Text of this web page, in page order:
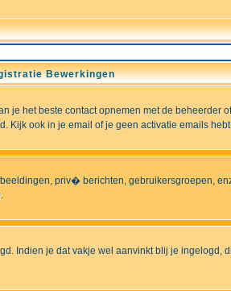
Bewerkingen
het beste contact opnemen met de
Kijk ook in je email of je geen activatie emails
priv� berichten, gebruikersgroepen,
Indien je dat vakje wel aanvinkt blij je ingelogd,